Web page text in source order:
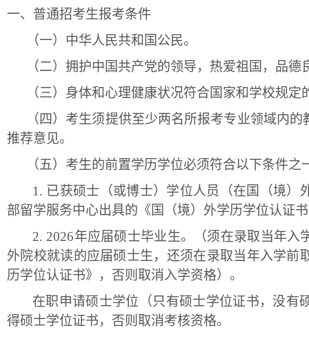
一、 普通招考生报考条件
（一） 中华人民共和国公民。
（二） 拥护中国共产党的领导，热爱祖国， 品德
（三） 身体和心理健康状况符合国家和学校规定
（四） 考生须提供至少两名所报考专业领域内
推荐意见。
（五） 考生的前置学历学位必须符合以下条件之
1. 已获硕士（或博士）学位人员（在国（境）
部留学服务中心出具的 《国（境）外学历学位认证
2. 2026年应届硕士毕业生。（须在录取当年入
外院校就读的应届硕士生，还须在录取当年入学前
历学位认证书》
，否则取消入学资格） 。
在职申请硕士学位（只有硕士学位证书，没有
得硕士学位证书，否则取消考核资格。